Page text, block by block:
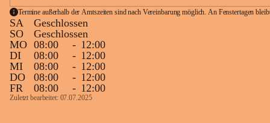
Termine außerhalb der Amtszeiten sind nach Vereinbarung möglich. An Fenstertagen
SA
Geschlossen
SO
Geschlossen
MO 08:00 - 12:00
DI
08:00 - 12:00
MI
08:00 - 12:00
DO
08:00 - 12:00
FR
08:00 - 12:00
Zuletzt bearbeitet: 07.07.2025